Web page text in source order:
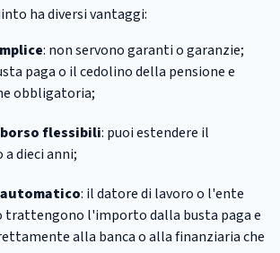
ha diversi vantaggi:
: non servono garanti o garanzie;
paga o il cedolino della pensione e
obbligatoria;
flessibili: puoi estendere il
dieci anni;
: il datore di lavoro o l'ente
trattengono l'importo dalla busta paga e
alla banca o alla finanziaria che